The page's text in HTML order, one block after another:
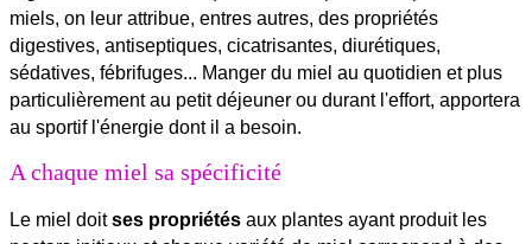
miels, on leur attribue, entres autres, des propriétés
digestives, antiseptiques, cicatrisantes, diurétiques,
sédatives, fébrifuges... Manger du miel au quotidien et plus
particulièrement au petit déjeuner ou durant l'effort, apportera
au sportif l'énergie dont il a besoin.
A chaque miel sa spécificité
Le miel doitses propriétés aux plantes ayant produit les